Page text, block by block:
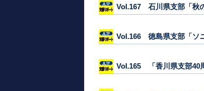
Vol.167 石川県支部「秋
Vol.166 徳島県支部「ソ
Vol.165 「香川県支部40